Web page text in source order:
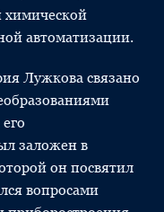
химической
автоматизации.
Лужкова связано
заложен в
он посвятил
вопросами